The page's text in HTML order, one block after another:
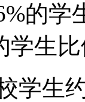
的学
学生
学生